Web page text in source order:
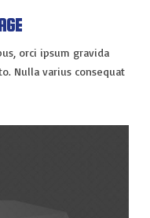
orci ipsum gravida
Nulla varius consequat